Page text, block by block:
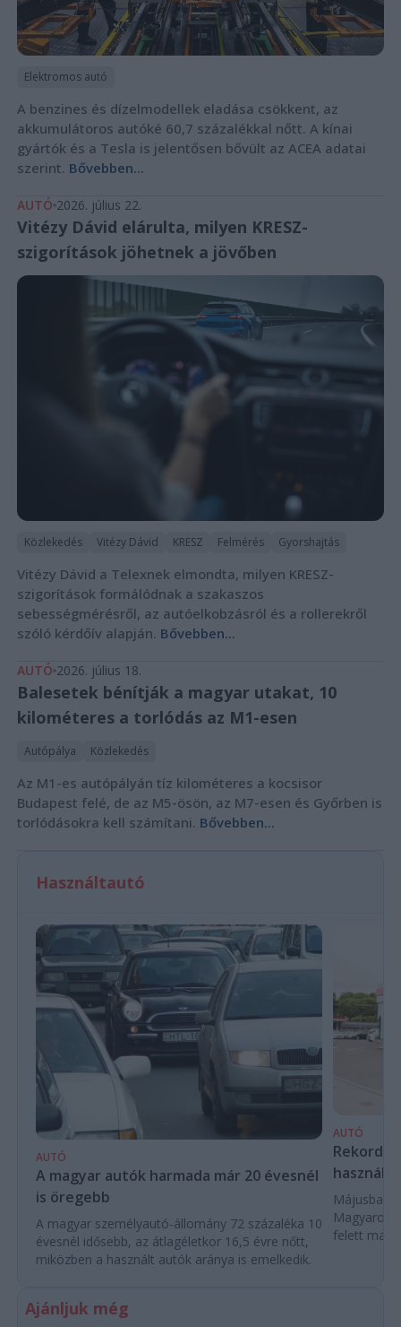
Elektromos autó
A benzines és dízelmodellek eladása csökkent, az
akkumulátoros autóké 60,7 százalékkal nőtt. A kínai
gyártók és a Tesla is jelentősen bővült az ACEA adatai
szerint. Bővebben...
AUTÓ 2026. július 22.
Vitézy Dávid elárulta, milyen KRESZ-
szigorítások jöhetnek a jövőben
Közlekedés Vitézy Dávid KRESZ Felmérés Gyorshajtás
Vitézy Dávid a Telexnek elmondta, milyen KRESZ-
szigorítások formálódnak a szakaszos
sebességmérésről, az autóelkobzásról és a rollerekről
szóló kérdőív alapján. Bővebben...
AUTÓ 2026. július 18.
Balesetek bénítják a magyar utakat, 10
kilométeres a torlódás az M1-esen
Autópálya Közlekedés
Az M1-es autópályán tíz kilométeres a kocsisor
Budapest felé, de az M5-ösön, az M7-esen és Győrben is
torlódásokra kell számítani. Bővebben...
Használtautó
AUTÓ
A magyar autók harmada már 20 évesnél
is öregebb
A magyar személyautó-állomány 72 százaléka 10
évesnél idősebb, az átlagéletkor 16,5 évre nőtt,
miközben a használt autók aránya is emelkedik.
AUTÓ
Májusban
felett
Ajánljuk még